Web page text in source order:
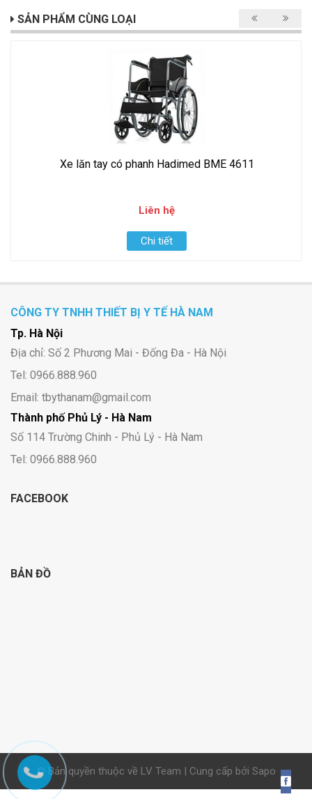
SẢN PHẨM CÙNG LOẠI
​​​​​​​Xe lăn tay có phanh Hadimed BME 4611
Liên hệ
Chi tiết
CÔNG TY TNHH THIẾT BỊ Y TẾ HÀ NAM
Tp. Hà Nội
Địa chỉ: Số 2 Phương Mai - Đống Đa - Hà Nội
Tel: 0966.888.960
Email: tbythanam@gmail.com
Thành phố Phủ Lý - Hà Nam
Số 114 Trường Chinh - Phủ Lý - Hà Nam
Tel: 0966.888.960
FACEBOOK
BẢN ĐỒ
© Bản quyền thuộc về LV Team | Cung cấp bởi Sapo